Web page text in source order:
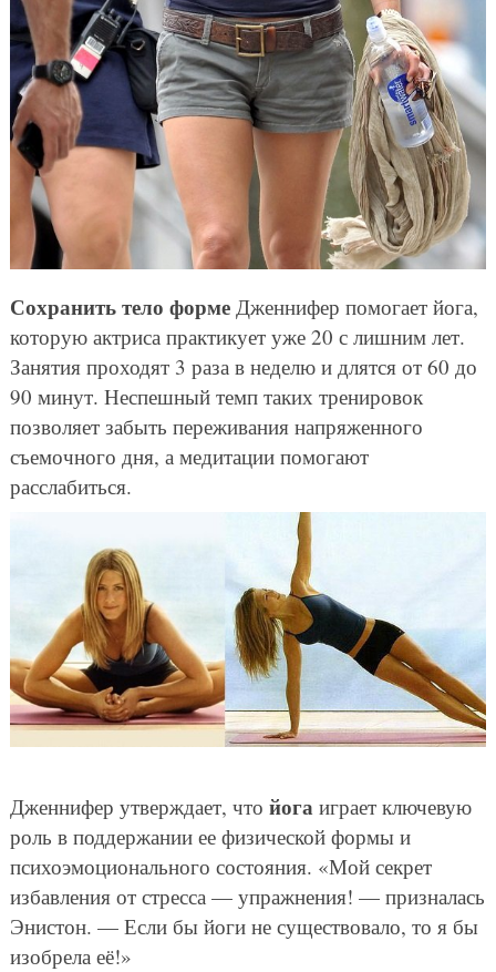
Сохранить тело формеДженнифер помогает йога,
которую актриса практикует уже 20 с лишним лет.
Занятия проходят 3 раза в неделю и длятся от 60 до
90 минут. Неспешный темп таких тренировок
позволяет забыть переживания напряженного
съемочного дня, а медитации помогают
расслабиться.
Дженнифер утверждает, что йогаиграет ключевую
роль в поддержании ее физической формы и
психоэмоционального состояния. «Мой секрет
избавления от стресса — упражнения! — призналась
Энистон. — Если бы йоги не существовало, то я бы
изобрела её!»